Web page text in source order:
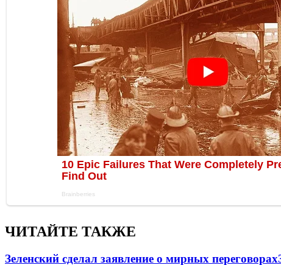
ЧИТАЙТЕ ТАКЖЕ
Зеленский сделал заявление о мирных переговорах